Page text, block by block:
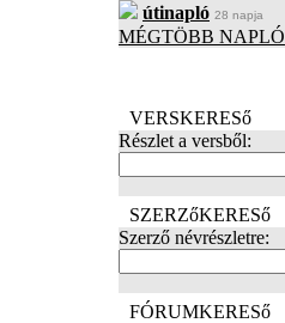
útinapló 28 napja
MÉGTÖBB NAPLÓ
VERSKERESő
Részlet a versből:
SZERZőKERESő
Szerző névrészletre:
FÓRUMKERESő